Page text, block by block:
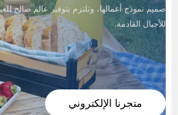
صميم نموذج أعمالها، وتلتزم بتوفير عالم صالح
للأجيال القادمة.
متجرنا الإلكتروني
AR